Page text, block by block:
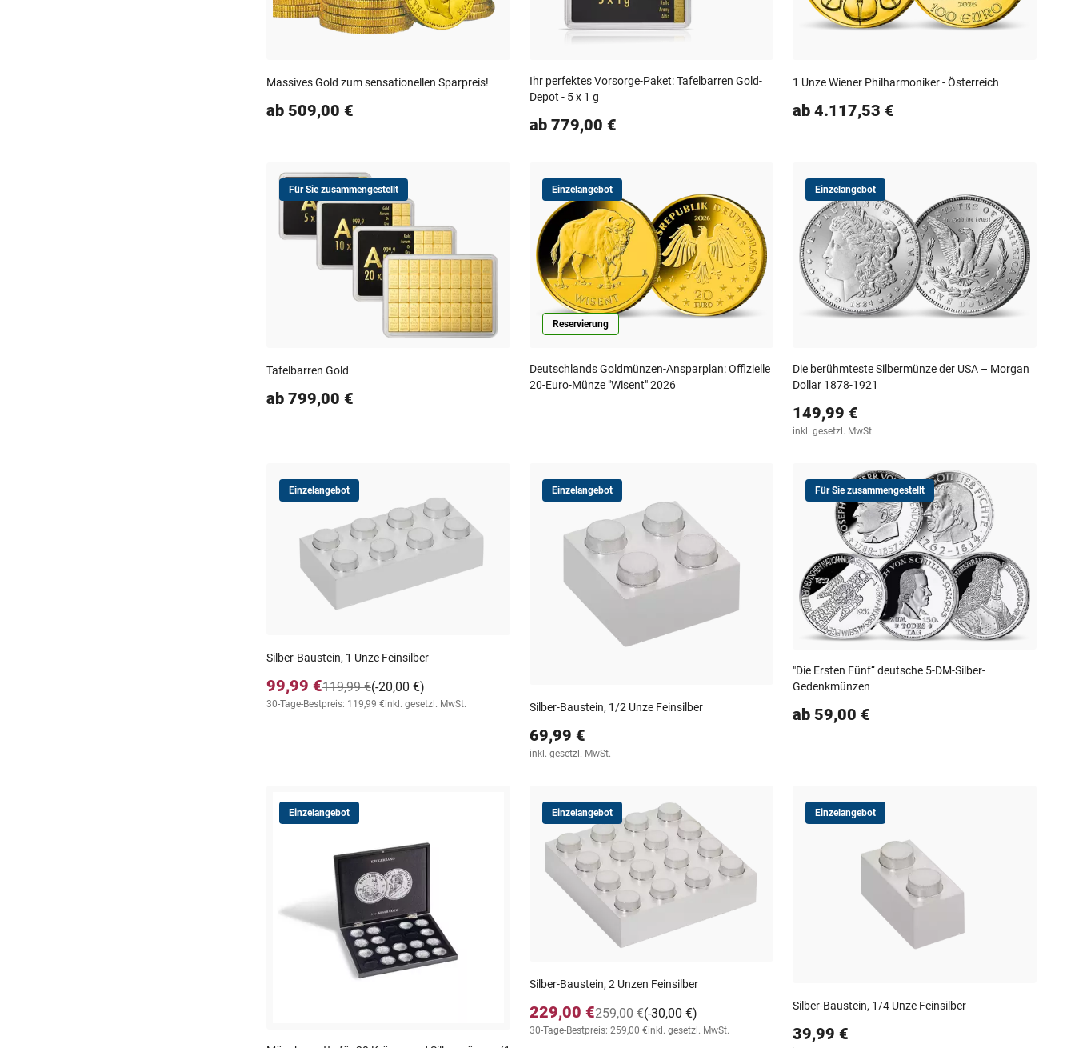
Massives Gold zum sensationellen Sparpreis!
ab 509,00 €
Ihr perfektes Vorsorge-Paket: Tafelbarren Gold-
Depot - 5 x 1 g
ab 779,00 €
1 Unze Wiener Philharmoniker - Österreich
ab 4.117,53 €
Für Sie zusammengestellt
Tafelbarren Gold
ab 799,00 €
Einzelangebot
Reservierung
Deutschlands Goldmünzen-Ansparplan: Offizielle
20-Euro-Münze "Wisent" 2026
Einzelangebot
Die berühmteste Silbermünze der USA – Morgan
Dollar 1878-1921
149,99 €
inkl. gesetzl. MwSt.
Einzelangebot
Silber-Baustein, 1 Unze Feinsilber
99,99 € (-20,00 €)
119,99 €
30-Tage-Bestpreis: 119,99 €inkl. gesetzl. MwSt.
Einzelangebot
Silber-Baustein, 1/2 Unze Feinsilber
69,99 €
inkl. gesetzl. MwSt.
Für Sie zusammengestellt
"Die Ersten Fünf“ deutsche 5-DM-Silber-
Gedenkmünzen
ab 59,00 €
Einzelangebot Einzelangebot
Silber-Baustein, 2 Unzen Feinsilber
229,00 € (-30,00 €)
259,00 €
30-Tage-Bestpreis: 259,00 €inkl. gesetzl. MwSt.
Einzelangebot
Silber-Baustein, 1/4 Unze Feinsilber
39,99 €